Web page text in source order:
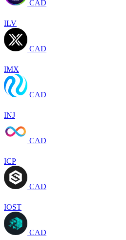
CAD
ILV
CAD
IMX
CAD
INJ
CAD
ICP
CAD
IOST
CAD